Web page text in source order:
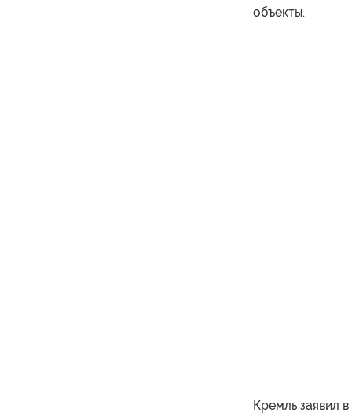
объекты.
Кремль заявил